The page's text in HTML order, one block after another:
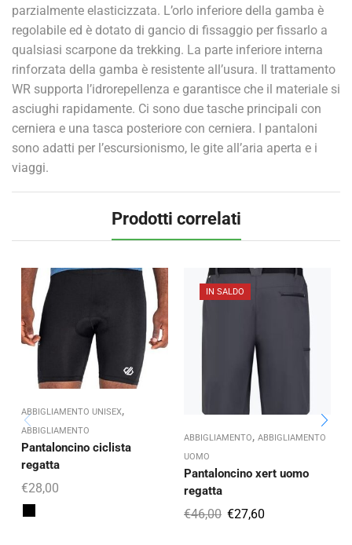
parzialmente elasticizzata. L’orlo inferiore della gamba è
regolabile ed è dotato di gancio di fissaggio per fissarlo a
qualsiasi scarpone da trekking. La parte inferiore interna
rinforzata della gamba è resistente all’usura. Il trattamento
WR supporta l’idrorepellenza e garantisce che il materiale si
asciughi rapidamente. Ci sono due tasche principali con
cerniera e una tasca posteriore con cerniera. I pantaloni
sono adatti per l’escursionismo, le gite all’aria aperta e i
viaggi.
Prodotti correlati
ABBIGLIAMENTO UNISEX,
ABBIGLIAMENTO
Pantaloncino ciclista
regatta
€28,00
IN SALDO
ABBIGLIAMENTO, ABBIGLIAMENTO
UOMO
Pantaloncino xert uomo
regatta
€46,00 €27,60